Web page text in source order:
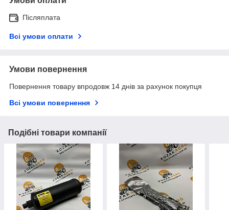
Післяплата
Всі умови оплати
Умови повернення
Повернення товару впродовж 14 днів за рахунок покупця
Всі умови повернення
Подібні товари компанії